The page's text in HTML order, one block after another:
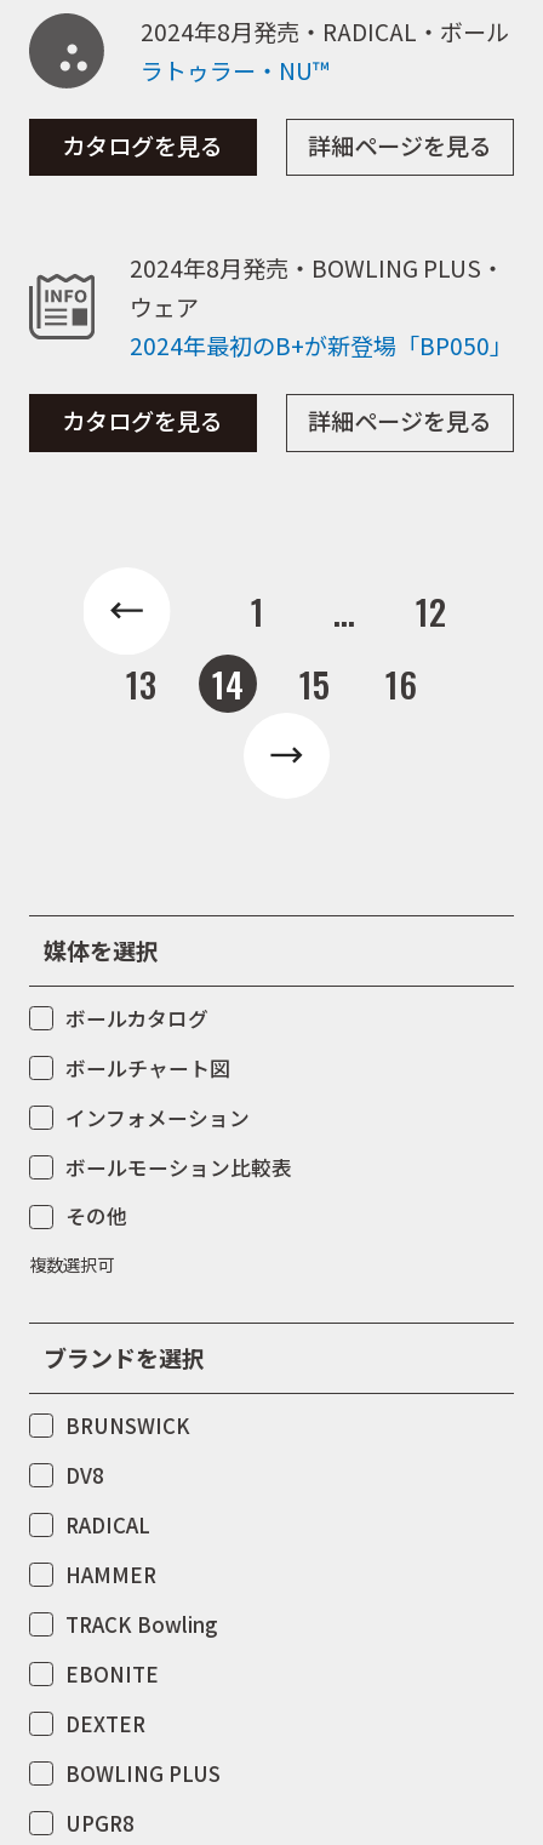
取扱ブランド
商品カタログ
WEBショップ
ニュース
媒体を選択
ボールカタログ
ボールチャート図
インフォメーション
ボールモーション比較表
その他
複数選択可
ブランドを選択
BRUNSWICK
DV8
RADICAL
HAMMER
TRACK Bowling
EBONITE
DEXTER
BOWLING PLUS
UPGR8
2024年8月発売・RADICAL・ボール
ラトゥラー・NU™
カタログを見る 詳細ページを見る
2024年8月発売・BOWLING PLUS・
ウェア
2024年最初のB+が新登場「BP050」
カタログを見る 詳細ページを見る
1 ...
12
13
14 15 16